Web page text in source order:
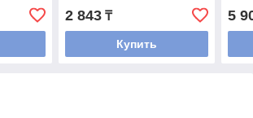
2 843₸
Купить
5